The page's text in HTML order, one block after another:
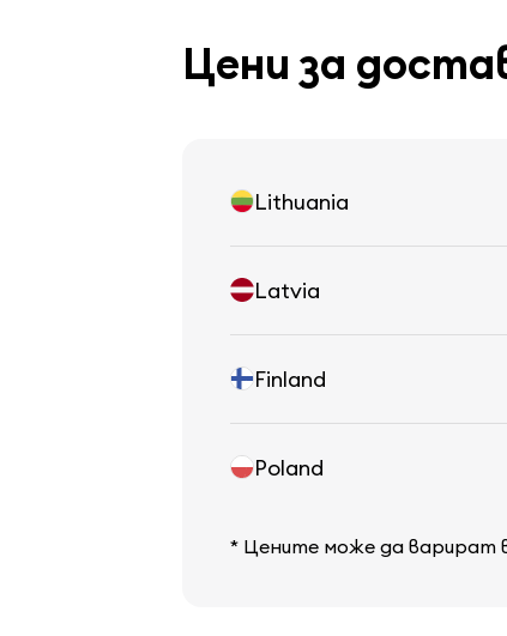
Цени за
Lithuania
Latvia
Finland
Poland
* Цените може да варират